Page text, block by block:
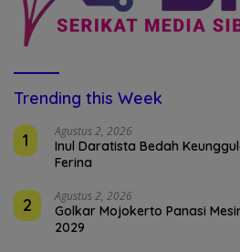
Trending this Week
1
Agustus 2, 2026
Inul Daratista Bedah
Ferina
2 Agustus 2, 2026
Golkar Mojokerto Panasi
2029